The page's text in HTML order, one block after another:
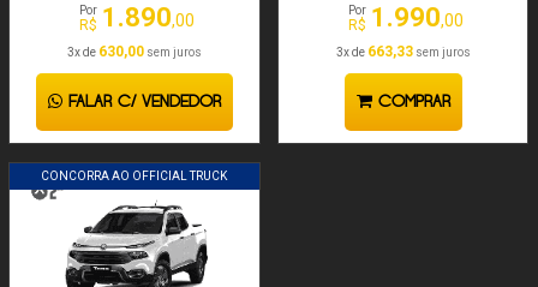
Por
R$ 1.890,00
3x de 630,00sem juros
FALAR C/ VENDEDOR
Por
R$ 1.990,00
3x de 663,33sem juros
COMPRAR
CONCORRA AO OFFICIAL TRUCK